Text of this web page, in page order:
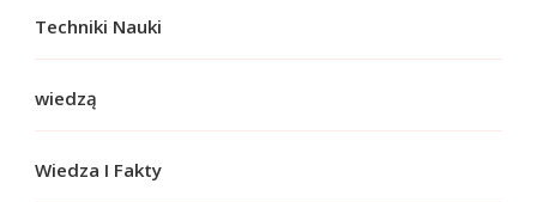
Techniki Nauki
wiedzą
Wiedza I Fakty